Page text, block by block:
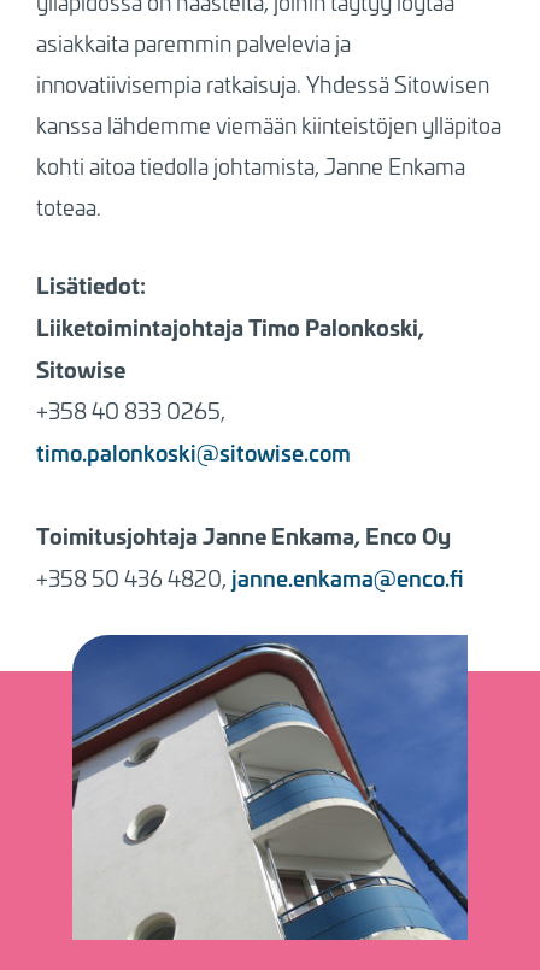
asiakkaita paremmin palvelevia ja
innovatiivisempia ratkaisuja. Yhdessä Sitowisen
kanssa lähdemme viemään kiinteistöjen ylläpitoa
kohti aitoa tiedolla johtamista, Janne Enkama
toteaa.
Lisätiedot:
Liiketoimintajohtaja Timo Palonkoski,
Sitowise
+358 40 833 0265,
timo.palonkoski@sitowise.com
Toimitusjohtaja Janne Enkama, Enco Oy
+358 50 436 4820, janne.enkama@enco.fi
Kuva